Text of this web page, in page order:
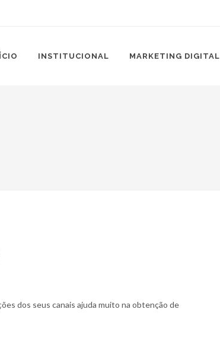
INSTITUCIONAL MARKETING DIGITAL
dos seus canais ajuda muito na obtenção de